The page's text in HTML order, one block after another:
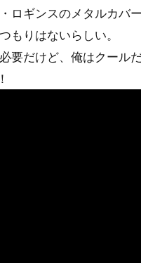
ロギンスのメタルカバ
もりはないらしい。
要だけど、俺はクール